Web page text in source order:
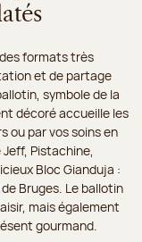
formats très
et de partage
symbole de la
décoré accueille les
ou par vos soins en
Pistachine,
Bloc Gianduja :
Bruges. Le ballotin
mais également
gourmand.